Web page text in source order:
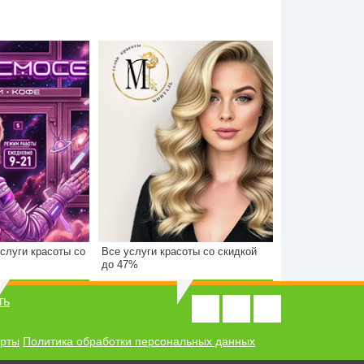
2200 р.
красоты со
Стоимость
1000 р.
Экономия
Все услуги красоты со скидкой
до 47%
550 р.
Политика обработки персональных данных